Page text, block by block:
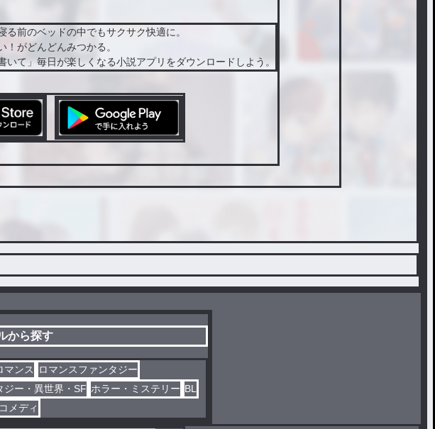
る前のベッドの中でもサクサク快適に。
！がどんどんみつかる。
いて」毎日が楽しくなる小説アプリをダウンロードしよう。
から探す
マンス
ロマンスファンタジー
ジー・異世界・SF ホラー・ミステリー BL
コメディ